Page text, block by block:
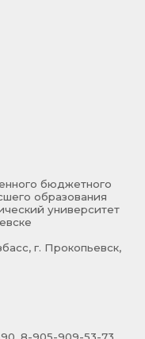
бюджетного
образования
университет
г. Прокопьевск,
8-905-909-53-73